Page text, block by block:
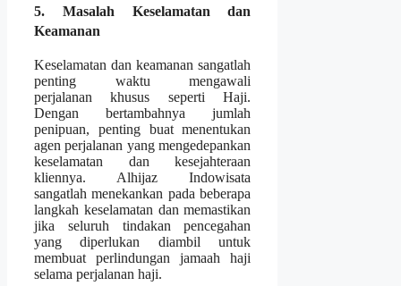
5. Masalah Keselamatan dan
Keamanan
Keselamatan dan keamanan sangatlah
penting waktu mengawali
perjalanan khusus seperti Haji.
Dengan bertambahnya jumlah
penipuan, penting buat menentukan
agen perjalanan yang mengedepankan
keselamatan dan kesejahteraan
kliennya. Alhijaz Indowisata
sangatlah menekankan pada beberapa
langkah keselamatan dan memastikan
jika seluruh tindakan pencegahan
yang diperlukan diambil untuk
membuat perlindungan jamaah haji
selama perjalanan haji.